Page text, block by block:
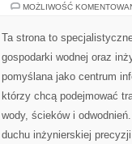
MOŻLIWOŚĆ
Ta strona to
gospodarki wodnej oraz
pomyślana jako centrum
którzy chcą podejmować
wody, ścieków i
duchu inżynierskiej